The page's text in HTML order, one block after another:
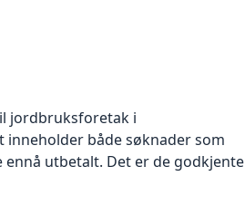
jordbruksforetak i
inneholder både søknader som
utbetalt. Det er de godkjente